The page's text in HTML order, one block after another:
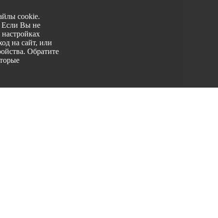
cookie.
Если Вы не
на сайт, или
Обратите